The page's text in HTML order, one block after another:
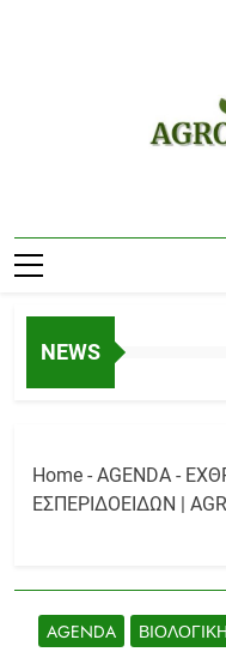
NEWS
Home - AGENDA -
ΕΣΠΕΡΙΔΟΕΙΔΩΝ |
AGENDA